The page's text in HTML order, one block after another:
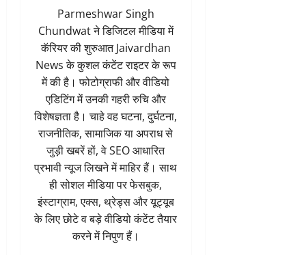
Parmeshwar Singh
Chundwat ने डिजिटल मीडिया में
कॅरियर की शुरुआत Jaivardhan
News के कुशल कंटेंट राइटर के रूप
में की है। फोटोग्राफी और वीडियो
एडिटिंग में उनकी गहरी रुचि और
विशेषज्ञता है। चाहे वह घटना, दुर्घटना,
राजनीतिक, सामाजिक या अपराध से
जुड़ी खबरें हों, वे SEO आधारित
प्रभावी न्यूज लिखने में माहिर हैं। साथ
ही सोशल मीडिया पर फेसबुक,
इंस्टाग्राम, एक्स, थ्रेड्स और यूट्यूब
के लिए छोटे व बड़े वीडियो कंटेंट तैयार
करने में निपुण हैं।